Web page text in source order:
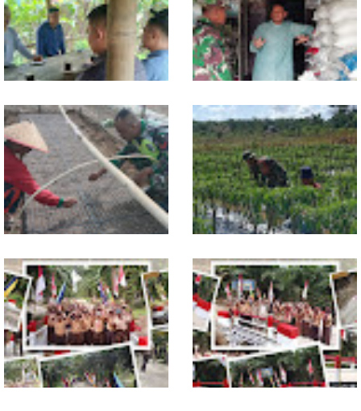
Kondusivitas Wilayah
Hikmah Dibersihkan
Jelang Seleksi Komcad, Plh.
Pasiter Kodim
0118/Subulussalam Bekali
Pemuda dengan Motivasi
Komsos dengan Pedagang,
Babinsa Rundeng Cek
Ketersediaan Pupuk bagi
Petani
Dukung Petani, Babinsa Turun
Langsung Semai Bibit
Semangka di Sikalondang
Babinsa Dampingi Petani
Rawat Cabai, Dukung
Ketahanan Pangan